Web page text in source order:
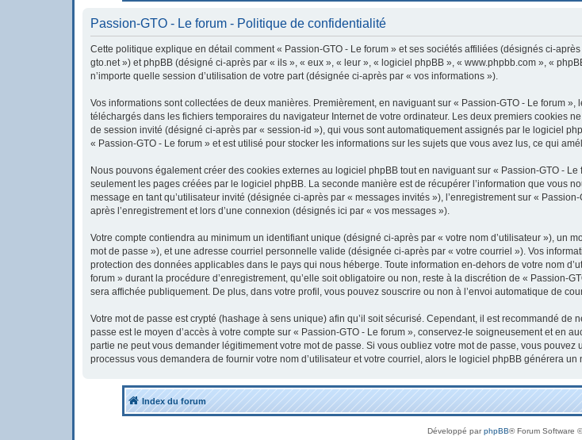
Passion-GTO - Le forum - Politique de confidentialité
Cette politique explique en détail comment « Passion-GTO - Le forum » et ses sociétés affiliées (désignés ci-
gto.net ») et phpBB (désigné ci-après par « ils », « eux », « leur », « logiciel phpBB », « www.phpbb.com », «
n’importe quelle session d’utilisation de votre part (désignée ci-après par « vos informations »).
Vos informations sont collectées de deux manières. Premièrement, en naviguant sur « Passion-GTO - Le forum
téléchargés dans les fichiers temporaires du navigateur Internet de votre ordinateur. Les deux premiers cookies
de session invité (désigné ci-après par « session-id »), qui vous sont automatiquement assignés par le logiciel
« Passion-GTO - Le forum » et est utilisé pour stocker les informations sur les sujets que vous avez lus, ce qui
Nous pouvons également créer des cookies externes au logiciel phpBB tout en naviguant sur « Passion-GTO -
seulement les pages créées par le logiciel phpBB. La seconde manière est de récupérer l’information que vous
message en tant qu’utilisateur invité (désignée ci-après par « messages invités »), l’enregistrement sur «
après l’enregistrement et lors d’une connexion (désignés ici par « vos messages »).
Votre compte contiendra au minimum un identifiant unique (désigné ci-après par « votre nom d’utilisateur »), un
mot de passe »), et une adresse courriel personnelle valide (désignée ci-après par « votre courriel »). Vos
protection des données applicables dans le pays qui nous héberge. Toute information en-dehors de votre nom
forum » durant la procédure d’enregistrement, qu’elle soit obligatoire ou non, reste à la discrétion de « Passion-
sera affichée publiquement. De plus, dans votre profil, vous pouvez souscrire ou non à l’envoi automatique de
Votre mot de passe est crypté (hashage à sens unique) afin qu’il soit sécurisé. Cependant, il est recommandé
passe est le moyen d’accès à votre compte sur « Passion-GTO - Le forum », conservez-le soigneusement et en
partie ne peut vous demander légitimement votre mot de passe. Si vous oubliez votre mot de passe, vous
processus vous demandera de fournir votre nom d’utilisateur et votre courriel, alors le logiciel phpBB générera
Index du forum
Développé parphpBB® Forum Software